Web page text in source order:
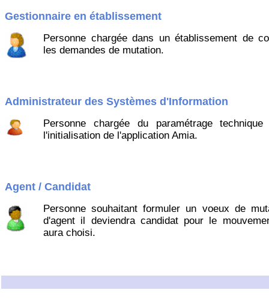
Gestionnaire en établissement
Personne chargée dans un établissement de
les demandes de mutation.
Administrateur des Systèmes d'Information
Personne chargée du paramétrage
l'initialisation de l'application Amia.
Agent / Candidat
Personne souhaitant formuler un voeux de
d'agent il deviendra candidat pour le
aura choisi.